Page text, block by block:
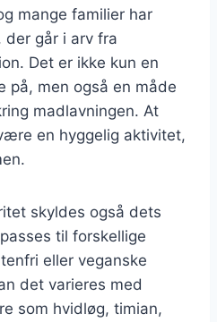
mange familier har
der går i arv fra
Det er ikke kun en
på, men også en måde
madlavningen. At
en hyggelig aktivitet,
skyldes også dets
til forskellige
eller veganske
det varieres med
som hvidløg, timian,